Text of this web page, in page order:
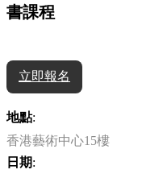
書課程
立即報名
地點:
日期: